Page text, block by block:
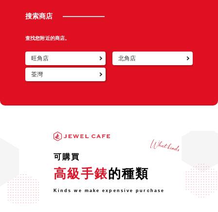
搜索商店
查找您附近的商店。
旺角店 北角店
荃灣
可購買
高級手錶的種類
Kinds we make expensive purchase